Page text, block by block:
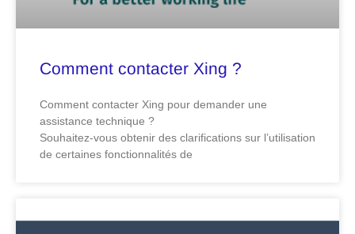
Comment contacter Xing ?
Comment contacter Xing pour demander une
assistance technique ?
Souhaitez-vous obtenir des clarifications sur l’utilisation
de certaines fonctionnalités de